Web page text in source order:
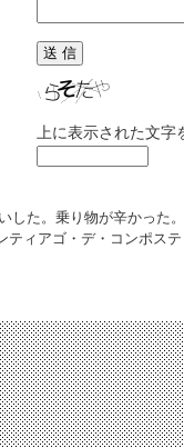
上に表示された文
した。乗り物が辛かった。
ィアゴ・デ・コンポステ